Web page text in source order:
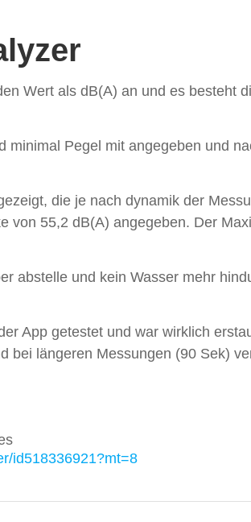
Wert als dB(A) an und es besteht
Pegel mit angegeben und
die je nach dynamik der
von 55,2 dB(A) angegeben. Der
abstelle und kein Wasser mehr
App getestet und war wirklich
bei längeren Messungen (90 Sek)
id518336921?mt=8